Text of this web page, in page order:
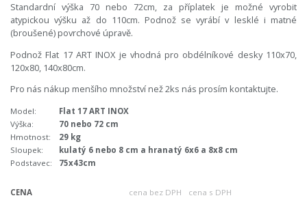
Standardní výška 70 nebo 72cm, za příplatek je možné vyrobit
atypickou výšku až do 110cm. Podnož se vyrábí v lesklé i matné
(broušené) povrchové úpravě.
Podnož Flat 17 ART INOX je vhodná pro obdélníkové desky 110x70,
120x80, 140x80cm.
Pro nás nákup menšího množství než 2ks nás prosím kontaktujte.
Model:
Flat 17 ART INOX
Výška:
70 nebo 72 cm
Hmotnost:
29 kg
Sloupek:
kulatý 6 nebo 8 cm a hranatý 6x6 a 8x8 cm
Podstavec:
75x43cm
CENA cena bez DPH
cena s DPH